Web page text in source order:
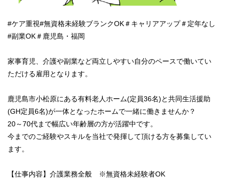
#ケア重視#無資格未経験ブランクOK＃キャリアアップ＃定年なし
#副業OK＃鹿児島・福岡
家事育児、介護や副業など両立しやすい自分のペースで働いてい
ただける雇用となります。
鹿児島市小松原にある有料老人ホーム(定員36名)と共同生活援助
(GH定員6名)が一体となったホームで一緒に働きませんか？
20～70代まで幅広い年齢層の方が活躍中です。
今までのご経験やスキルを当社で発揮して頂ける方を募集してい
ます。
【仕事内容】介護業務全般 ※無資格未経験者OK